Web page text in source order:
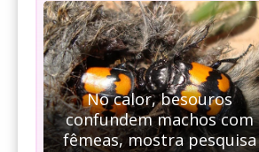
No calor, besouros
confundem machos com
fêmeas, mostra pesquisa